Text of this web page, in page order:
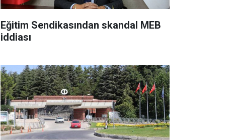
Eğitim Sendikasından skandal MEB
iddiası